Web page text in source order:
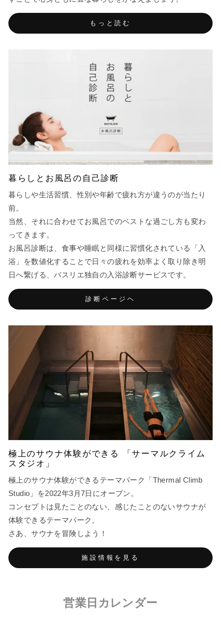
もっと読む
暮らしとお風呂の自己診断
暮らしや生活習慣、性別や年齢で疲れ方が違うのが当たり
前。
当然、それに合わせてお風呂でのベストな過ごし方も変わ
ってきます。
お風呂診断は、食事や睡眠と同様に習慣化されている「入
浴」を数値化することで日々の疲れを効率よく取り除き明
日へ繋げる、バスリエ独自の入浴診断サービスです。
診断ページヘ
極上のサウナ体験ができる 「サーマルクライム
スタジオ」
極上のサウナ体験ができるテーマパーク「Thermal Climb
Studio」を2022年3月7日にオープン。
コンセプトは見たことのない、感じたことのないサウナが
体験できるテーマパーク。
さあ、サウナを冒険しよう！
施設情報を見る
営業日カレンダー